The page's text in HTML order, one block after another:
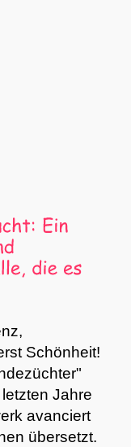
Schönheit!
Jahre
avanciert
übersetzt.